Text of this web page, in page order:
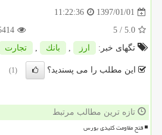
1397/01/01
11:22:36
5.0
/ 5
تگهای خبر:
ارز , بانك , تجارت
این مطلب را می پسندید؟ (1)
تازه ترین مطالب مرتبط
فتح مقاومت کلیدی بورس